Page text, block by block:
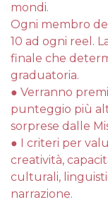
mondi.
Ogni membro
10 ad ogni reel.
finale che
graduatoria.
● Verranno
punteggio più
sorprese dalle
● I criteri per
creatività,
culturali,
narrazione.